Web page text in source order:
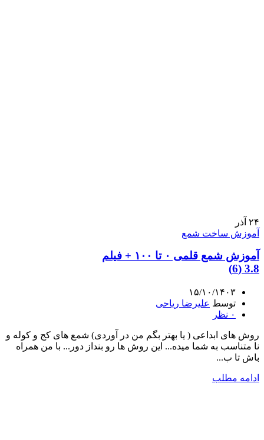
۲۴ آذر
آموزش ساخت شمع
آموزش شمع قلمی ۰ تا ۱۰۰ + فیلم
3.8 (6)
۱۵/۱۰/۱۴۰۳
توسط علیرضا ریاحی
۰ نظر
روش های ابداعی ( یا بهتر بگم من در آوردی) شمع های کج و کوله و
نا متناسب به شما میده... این روش ها رو بنداز دور... با من همراه
باش تا ب...
ادامه مطلب